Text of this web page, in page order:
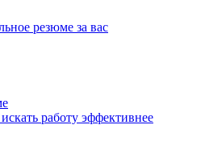
резюме за вас
работу эффективнее